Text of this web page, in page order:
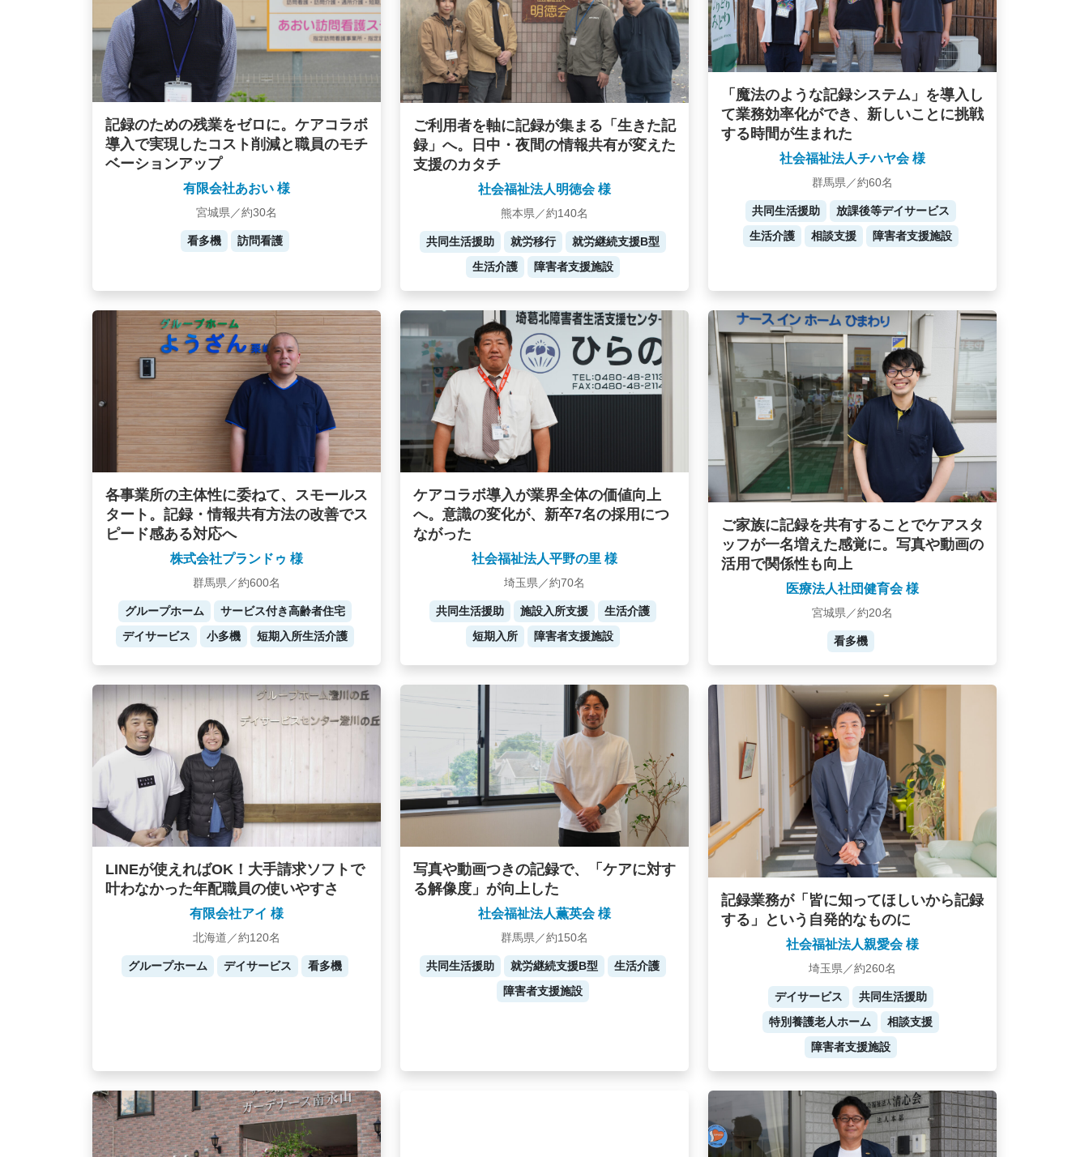
記録のための残業をゼロに。ケアコラボ
導入で実現したコスト削減と職員のモチ
ベーションアップ
有限会社あおい 様
宮城県／約30名
看多機 訪問看護
ご利用者を軸に記録が集まる「生きた記
録」へ。日中・夜間の情報共有が変えた
支援のカタチ
社会福祉法人明徳会 様
熊本県／約140名
共同生活援助 就労移行
就労継続支援B型
生活介護
障害者支援施設
「魔法のような記録システム」を導入し
て業務効率化ができ、新しいことに挑戦
する時間が生まれた
社会福祉法人チハヤ会 様
群馬県／約60名
共同生活援助
放課後等デイサービス
生活介護
相談支援 障害者支援施設
各事業所の主体性に委ねて、スモールス
タート。記録・情報共有方法の改善でス
ピード感ある対応へ
株式会社プランドゥ 様
群馬県／約600名
グループホーム
サービス付き高齢者住宅
デイサービス
小多機 短期入所生活介護
ケアコラボ導入が業界全体の価値向上
へ。意識の変化が、新卒7名の採用につ
ながった
社会福祉法人平野の里 様
埼玉県／約70名
共同生活援助 施設入所支援
生活介護
短期入所
障害者支援施設
ご家族に記録を共有することでケアスタ
ッフが一名増えた感覚に。写真や動画の
活用で関係性も向上
医療法人社団健育会 様
宮城県／約20名
看多機
LINEが使えればOK！大手請求ソフトで
叶わなかった年配職員の使いやすさ
有限会社アイ 様
北海道／約120名
グループホーム デイサービス 看多機
写真や動画つきの記録で、「ケアに対す
る解像度」が向上した
社会福祉法人薫英会 様
群馬県／約150名
共同生活援助 就労継続支援B型
生活介護
障害者支援施設
記録業務が「皆に知ってほしいから記録
する」という自発的なものに
社会福祉法人親愛会 様
埼玉県／約260名
デイサービス
共同生活援助
特別養護老人ホーム
相談支援
障害者支援施設